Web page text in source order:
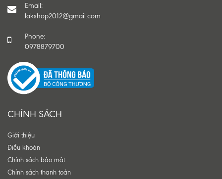
Email:
lakshop2012@gmail.com
Phone:
0978879700
CHÍNH SÁCH
Giới thiệu
Điều khoản
Chính sách bảo mật
Chính sách thanh toán